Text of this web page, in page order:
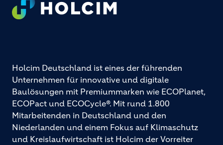
Holcim Deutschland ist eines der führenden
Unternehmen für innovative und digitale
Baulösungen mit Premiummarken wie ECOPlanet,
ECOPact und ECOCycle®. Mit rund 1.800
Mitarbeitenden in Deutschland und den
Niederlanden und einem Fokus auf Klimaschutz
und Kreislaufwirtschaft ist Holcim der Vorreiter